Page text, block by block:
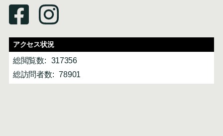
アクセス状況
総閲覧数:
317356
総訪問者数:
78901